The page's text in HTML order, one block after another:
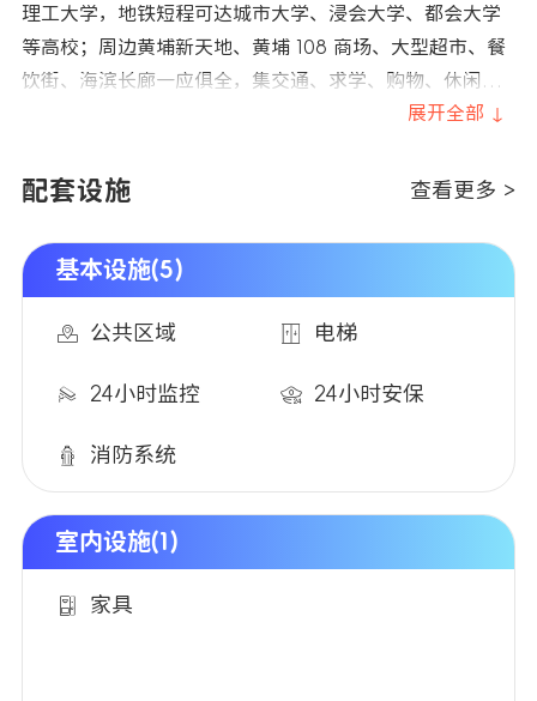
理工大学，地铁短程可达城市大学、浸会大学、都会大学
等高校；周边黄埔新天地、黄埔 108 商场、大型超市、餐
饮街、海滨长廊一应俱全，集交通、求学、购物、休闲于
展开全部 ↓
配套设施 查看更多 >
基本设施(5)
公共区域 电梯
24小时监控 24小时安保
消防系统
室内设施(1)
家具